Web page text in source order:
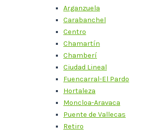
Arganzuela
Carabanchel
Centro
Chamartín
Chamberí
Ciudad Lineal
Fuencarral-El Pardo
Hortaleza
Moncloa-Aravaca
Puente de Vallecas
Retiro